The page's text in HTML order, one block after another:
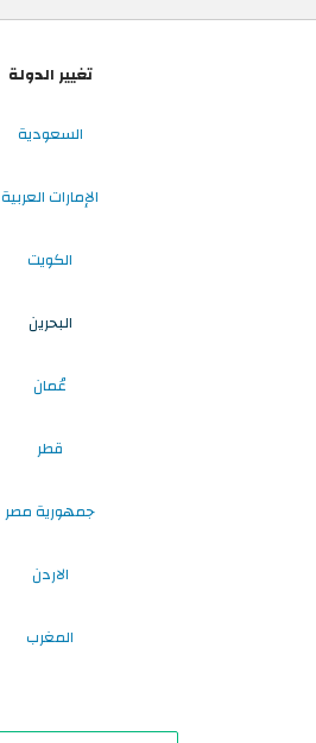
تغيير الدولة
السعودية
الإمارات العربية
الكويت
البحرين
عُمان
قطر
جمهورية مصر
الاردن
المغرب